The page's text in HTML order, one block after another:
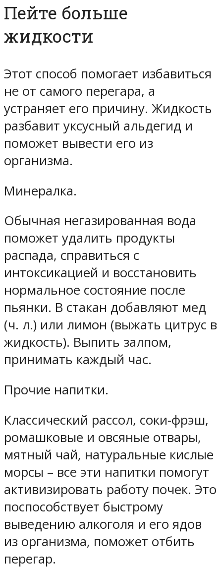
Пейте больше
жидкости
Этот способ помогает избавиться
не от самого перегара, а
устраняет его причину. Жидкость
разбавит уксусный альдегид и
поможет вывести его из
организма.
Минералка.
Обычная негазированная вода
поможет удалить продукты
распада, справиться с
интоксикацией и восстановить
нормальное состояние после
пьянки. В стакан добавляют мед
(ч. л.) или лимон (выжать цитрус в
жидкость). Выпить залпом,
принимать каждый час.
Прочие напитки.
Классический рассол, соки-фрэш,
ромашковые и овсяные отвары,
мятный чай, натуральные кислые
морсы – все эти напитки помогут
активизировать работу почек. Это
поспособствует быстрому
выведению алкоголя и его ядов
из организма, поможет отбить
перегар.